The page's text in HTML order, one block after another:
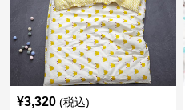
¥3,320 (税込)